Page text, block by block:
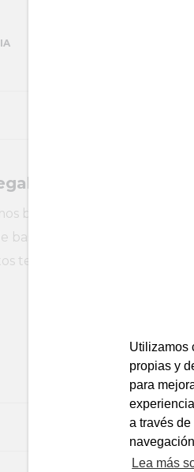
Utilizamos
propias y
para
a través de
Lea más
y de IP
buscando un/a
base tecnológica referente
tecnológicos, de ámbito